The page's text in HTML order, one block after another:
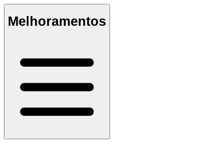
Melhoramentos